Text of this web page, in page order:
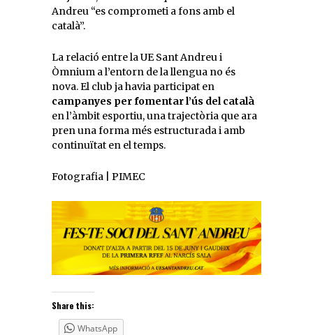
Andreu “es comprometi a fons amb el
català”.
La relació entre la UE Sant Andreu i
Òmnium a l’entorn de la llengua no és
nova. El club ja havia participat en
campanyes per fomentar l’ús del català
en l’àmbit esportiu, una trajectòria que ara
pren una forma més estructurada i amb
continuïtat en el temps.
Fotografia | PIMEC
Share this:
WhatsApp